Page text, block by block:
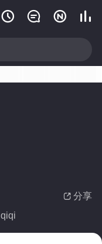
   
 分享